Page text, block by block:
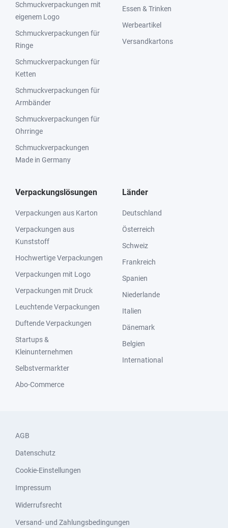
Schmuckverpackungen mit
eigenem Logo
Schmuckverpackungen für
Ringe
Schmuckverpackungen für
Ketten
Schmuckverpackungen für
Armbänder
Schmuckverpackungen für
Ohrringe
Schmuckverpackungen
Made in Germany
Essen & Trinken
Werbeartikel
Versandkartons
Verpackungslösungen
Verpackungen aus Karton
Verpackungen aus
Kunststoff
Hochwertige Verpackungen
Verpackungen mit Logo
Verpackungen mit Druck
Leuchtende Verpackungen
Duftende Verpackungen
Startups &
Kleinunternehmen
Selbstvermarkter
Abo-Commerce
Länder
Deutschland
Österreich
Schweiz
Frankreich
Spanien
Niederlande
Italien
Dänemark
Belgien
International
AGB
Datenschutz
Cookie-Einstellungen
Impressum
Widerrufsrecht
Versand- und Zahlungsbedingungen